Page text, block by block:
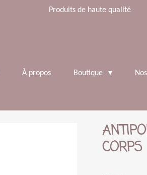
Produits de haute qualité
À propos Boutique
CORPS